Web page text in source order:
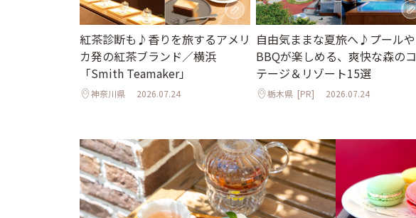
紅茶診断も♪香りを旅するアメリ
カ発の紅茶ブランド／横浜
「Smith Teamaker」
神奈川県 2026.07.24
自由気ままな夏旅へ♪プールや
BBQが楽しめる、爽快な森のコ
テージ＆リゾート15選
栃木県 [PR] 2026.07.24